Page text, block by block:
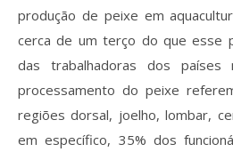
produção de peixe em
cerca de um terço do que esse
das trabalhadoras dos
processamento do peixe
regiões dorsal, joelho, lombar,
em específico, 35% dos